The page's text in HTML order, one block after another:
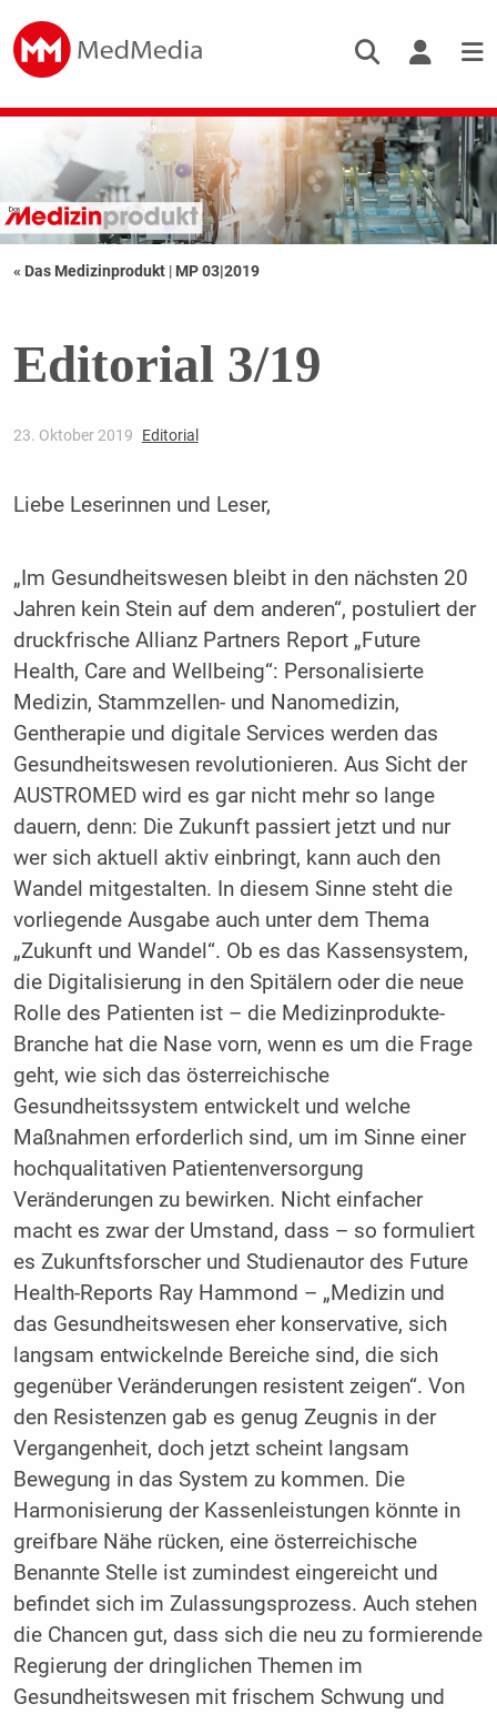
« Das Medizinprodukt | MP 03|2019
Editorial 3/19
23. Oktober 2019 Editorial
Liebe Leserinnen und Leser,
„Im Gesundheitswesen bleibt in den nächsten 20
Jahren kein Stein auf dem anderen“, postuliert der
druckfrische Allianz Partners Report „Future
Health, Care and Wellbeing“: Personalisierte
Medizin, Stammzellen- und Nanomedizin,
Gentherapie und digitale Services werden das
Gesundheitswesen revolutionieren. Aus Sicht der
AUSTROMED wird es gar nicht mehr so lange
dauern, denn: Die Zukunft passiert jetzt und nur
wer sich aktuell aktiv einbringt, kann auch den
Wandel mitgestalten. In diesem Sinne steht die
vorliegende Ausgabe auch unter dem Thema
„Zukunft und Wandel“. Ob es das Kassensystem,
die Digitalisierung in den Spitälern oder die neue
Rolle des Patienten ist – die Medizinprodukte-
Branche hat die Nase vorn, wenn es um die Frage
geht, wie sich das österreichische
Gesundheitssystem entwickelt und welche
Maßnahmen erforderlich sind, um im Sinne einer
hochqualitativen Patientenversorgung
Veränderungen zu bewirken. Nicht einfacher
macht es zwar der Umstand, dass – so formuliert
es Zukunftsforscher und Studienautor des Future
Health-Reports Ray Hammond – „Medizin und
das Gesundheitswesen eher konservative, sich
langsam entwickelnde Bereiche sind, die sich
gegenüber Veränderungen resistent zeigen“. Von
den Resistenzen gab es genug Zeugnis in der
Vergangenheit, doch jetzt scheint langsam
Bewegung in das System zu kommen. Die
Harmonisierung der Kassenleistungen könnte in
greifbare Nähe rücken, eine österreichische
Benannte Stelle ist zumindest eingereicht und
befindet sich im Zulassungsprozess. Auch stehen
die Chancen gut, dass sich die neu zu formierende
Regierung der dringlichen Themen im
Gesundheitswesen mit frischem Schwung und